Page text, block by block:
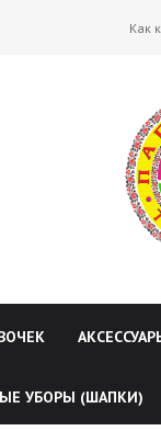
Как
УБОРЫ (ШАПКИ)